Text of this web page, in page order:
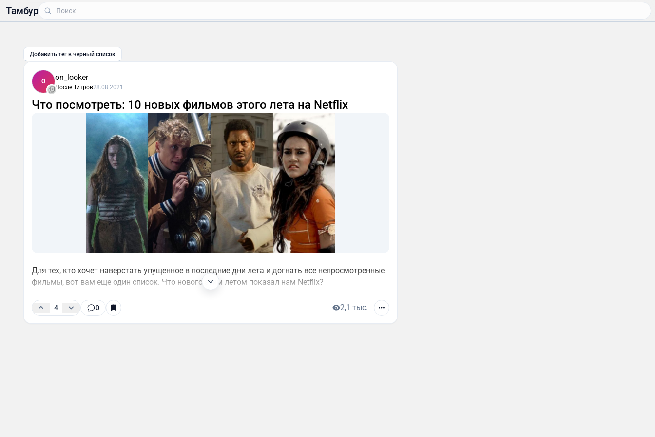
Тамбур
Добавить тег в черный список
O on_looker
После Титров28.08.2021
Что посмотреть: 10 новых фильмов этого лета на Netflix
Для тех, кто хочет наверстать упущенное в последние дни лета и догнать все непросмотренные
фильмы, вот вам еще один список. Что нового этим летом показал нам Netflix?
4 0 2,1 тыс.